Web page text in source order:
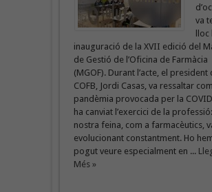
va
lloc
inauguració de la XVII edició del
de Gestió de l’Oficina de Farmàcia
(MGOF). Durant l’acte, el president
COFB, Jordi Casas, va ressaltar
pandèmia provocada per la
ha canviat l’exercici de la professió:
nostra feina, com a farmacèutics,
evolucionant constantment. Ho
pogut veure especialment en ...
Més »